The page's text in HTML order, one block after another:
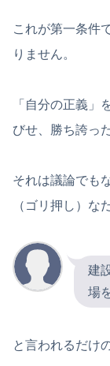
これが第一条件
りません。
「自分の正義」
びせ、勝ち誇っ
それは議論でも
（ゴリ押し）な
建
場
と言われるだけ